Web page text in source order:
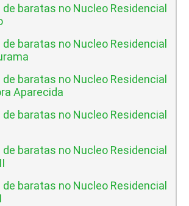
baratas no Nucleo Residencial
baratas no Nucleo Residencial
baratas no Nucleo Residencial
Aparecida
baratas no Nucleo Residencial
baratas no Nucleo Residencial
baratas no Nucleo Residencial